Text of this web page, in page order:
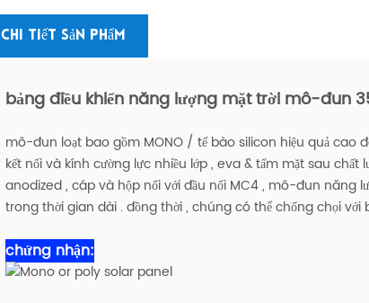
Chi Tiết Sản Phẩm
bảng điều khiển năng lượng mặt trời mô-đun
mô-đun loạt bao gồm MONO / tế bào silicon hiệu quả cao
kết nối và kính cường lực nhiều lớp , eva & tấm mặt sau
anodized , cáp và hộp nối với đầu nối MC4 , mô-đun năng
trong thời gian dài . đồng thời , chúng có thể chống chọi
chứng nhận: